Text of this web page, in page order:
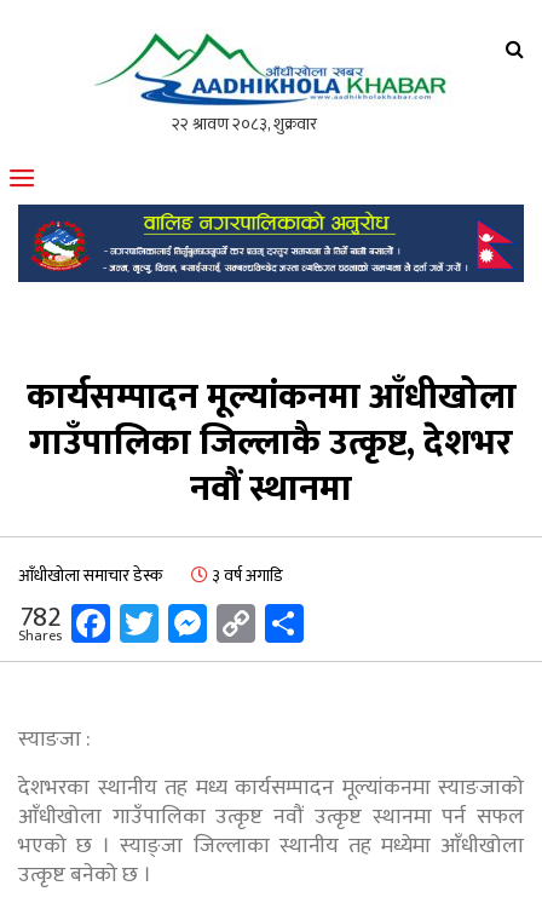
मोफसलकै लोकप्रिय अनलाइन पत्रिका
कार्यसम्पादन मूल्यांकनमा आँधीखोला
गाउँपालिका जिल्लाकै उत्कृष्ट, देशभर
नवौं स्थानमा
आँधीखोला समाचार डेस्क ३ वर्ष अगाडि
782
Shares Facebook
Twitter
Messenger
Copy
Link
स्याङजा :
देशभरका स्थानीय तह मध्य कार्यसम्पादन मूल्यांकनमा स्याङजाको
आँधीखोला गाउँपालिका उत्कृष्ट नवौं उत्कृष्ट स्थानमा पर्न सफल
भएको छ । स्याङ्जा जिल्लाका स्थानीय तह मध्येमा आँधीखोला
उत्कृष्ट बनेको छ ।